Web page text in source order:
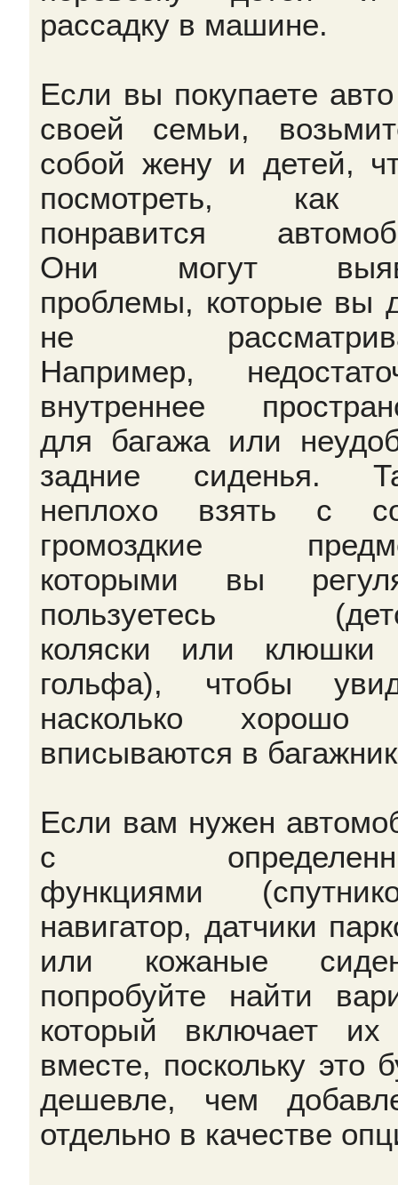
рассадку в машине.
Если вы покупаете
своей семьи,
собой жену и детей,
посмотреть,
понравится
Они могут
проблемы, которые вы
не
Например,
внутреннее
для багажа или
задние сиденья.
неплохо взять с
громоздкие
которыми вы
пользуетесь
коляски или клюшки
гольфа), чтобы
насколько хорошо
вписываются в
Если вам нужен
с
функциями
навигатор, датчики
или кожаные
попробуйте найти
который включает их
вместе, поскольку это
дешевле, чем
отдельно в качестве